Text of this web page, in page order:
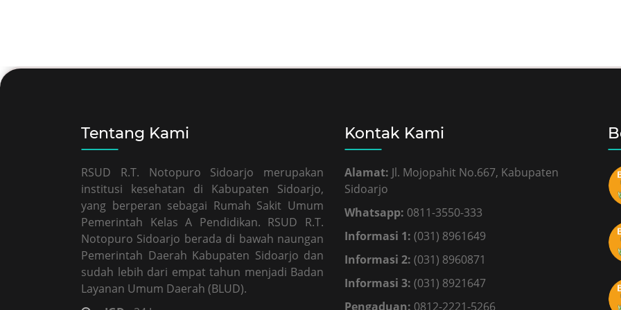
Tentang Kami
RSUD R.T. Notopuro Sidoarjo merupakan
institusi kesehatan di Kabupaten Sidoarjo,
yang berperan sebagai Rumah Sakit Umum
Pemerintah Kelas A Pendidikan. RSUD R.T.
Notopuro Sidoarjo berada di bawah naungan
Pemerintah Daerah Kabupaten Sidoarjo dan
sudah lebih dari empat tahun menjadi Badan
Layanan Umum Daerah (BLUD).
Kontak Kami
Alamat: Jl. Mojopahit No.667, Kabupaten
Sidoarjo
Whatsapp: 0811-3550-333
Informasi 1: (031) 8961649
Informasi 2: (031) 8960871
Informasi 3: (031) 8921647
Pengaduan: 0812-2221-5266